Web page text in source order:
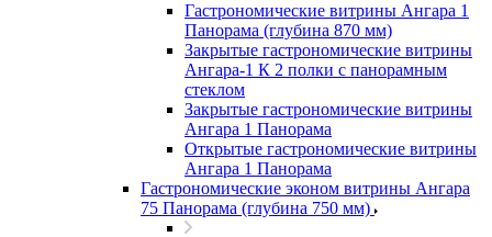
Гастрономические витрины Ангара 1
Панорама (глубина 870 мм)
Закрытые гастрономические витрины
Ангара-1 К 2 полки с панорамным
стеклом
Закрытые гастрономические витрины
Ангара 1 Панорама
Открытые гастрономические витрины
Ангара 1 Панорама
Гастрономические эконом витрины Ангара
75 Панорама (глубина 750 мм)